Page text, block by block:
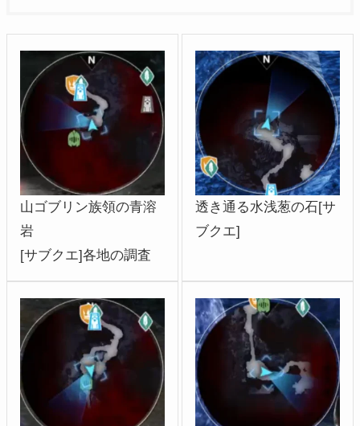
山ゴブリン族領の青溶
岩
[サブクエ]各地の調査
透き通る水浅葱の石[サ
ブクエ]